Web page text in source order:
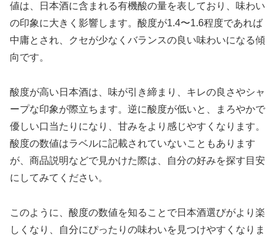
値は、日本酒に含まれる有機酸の量を表しており、味わい
の印象に大きく影響します。酸度が1.4〜1.6程度であれば
中庸とされ、クセが少なくバランスの良い味わいになる傾
向です。
酸度が高い日本酒は、味が引き締まり、キレの良さやシャ
ープな印象が際立ちます。逆に酸度が低いと、まろやかで
優しい口当たりになり、甘みをより感じやすくなります。
酸度の数値はラベルに記載されていないこともあります
が、商品説明などで見かけた際は、自分の好みを探す目安
にしてみてください。
このように、酸度の数値を知ることで日本酒選びがより楽
しくなり、自分にぴったりの味わいを見つけやすくなりま